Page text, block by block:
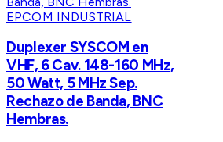
EPCOM INDUSTRIAL
Duplexer SYSCOM en
VHF, 6 Cav. 148-160 MHz,
50 Watt, 5 MHz Sep.
Rechazo de Banda, BNC
Hembras.